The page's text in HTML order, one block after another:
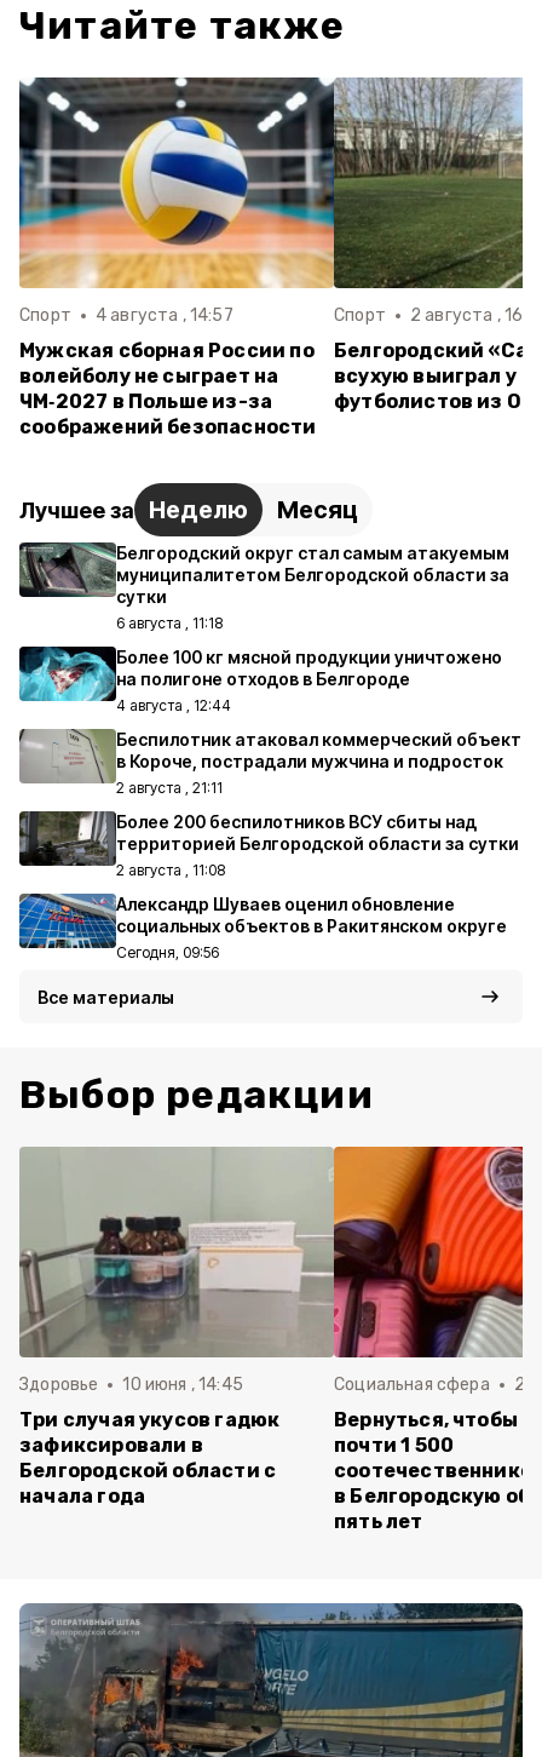
Читайте также
Спорт 4 августа , 14:57
Мужская сборная России по
волейболу не сыграет на
ЧМ‑2027 в Польше из-за
соображений безопасности
Спорт 2 августа ,
Белгородский
всухую выиграл у
футболистов из
Лучшее за Неделю Месяц
Белгородский округ стал самым атакуемым
муниципалитетом Белгородской области за
сутки
6 августа , 11:18
Более 100 кг мясной продукции уничтожено
на полигоне отходов в Белгороде
4 августа , 12:44
Беспилотник атаковал коммерческий объект
в Короче, пострадали мужчина и подросток
2 августа , 21:11
Более 200 беспилотников ВСУ сбиты над
территорией Белгородской области за сутки
2 августа , 11:08
Александр Шуваев оценил обновление
социальных объектов в Ракитянском округе
Сегодня, 09:56
Все материалы
Выбор редакции
Здоровье 10 июня , 14:45
Три случая укусов гадюк
зафиксировали в
Белгородской области с
начала года
Социальная сфера 20
Вернуться, чтобы
почти 1 500
в Белгородскую
пять лет